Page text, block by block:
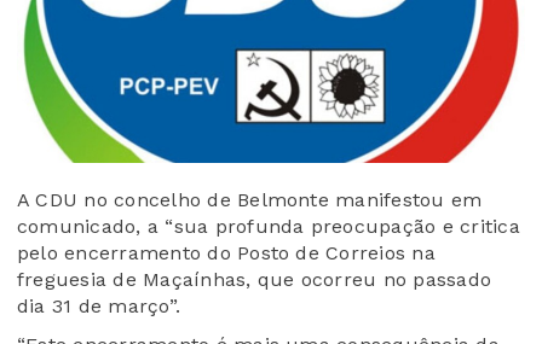
A CDU no concelho de Belmonte manifestou em
comunicado, a “sua profunda preocupação e critica
pelo encerramento do Posto de Correios na
freguesia de Maçaínhas, que ocorreu no passado
dia 31 de março”.